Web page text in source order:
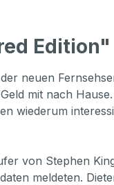
Edition"
neuen
mit nach
wiederum
von Stephen
meldeten.